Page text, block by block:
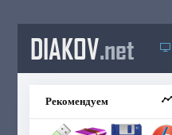
DIAKOV.net
Рекомендуем